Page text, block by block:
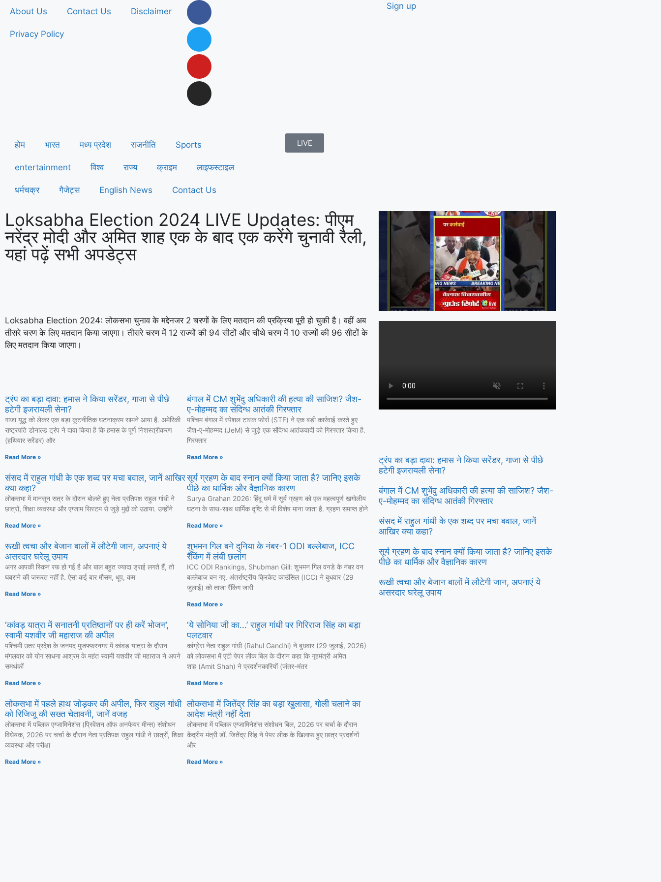
About Us Contact Us Disclaimer
Privacy Policy
Sign up
होम भारत मध्य प्रदेश राजनीति Sports
entertainment विश्व राज्य क्राइम लाइफस्टाइल
धर्मचक्र गैजेट्स English News Contact Us
LIVE
Loksabha Election 2024 LIVE Updates: पीएम
नरेंद्र मोदी और अमित शाह एक के बाद एक करेंगे चुनावी रैली,
यहां पढ़ें सभी अपडेट्स
Loksabha Election 2024: लोकसभा चुनाव के मद्देनजर 2 चरणों के लिए मतदान की प्रक्रिया पूरी हो चुकी है। वहीं अब
तीसरे चरण के लिए मतदान किया जाएगा। तीसरे चरण में 12 राज्यों की 94 सीटों और चौथे चरण में 10 राज्यों की 96 सीटों के
लिए मतदान किया जाएगा।
ट्रंप का बड़ा दावा: हमास ने किया सरेंडर, गाजा से पीछे
हटेगी इजरायली सेना?
गाजा युद्ध को लेकर एक बड़ा कूटनीतिक घटनाक्रम सामने आया है. अमेरिकी
राष्ट्रपति डोनाल्ड ट्रंप ने दावा किया है कि हमास के पूर्ण निशस्त्रीकरण
(हथियार सरेंडर) और
Read More »
बंगाल में CM शुभेंदु अधिकारी की हत्या की साजिश? जैश-
ए-मोहम्मद का संदिग्ध आतंकी गिरफ्तार
पश्चिम बंगाल में स्पेशल टास्क फोर्स (STF) ने एक बड़ी कार्रवाई करते हुए
जैश-ए-मोहम्मद (JeM) से जुड़े एक संदिग्ध आतंकवादी को गिरफ्तार किया है.
गिरफ्तार
Read More »
संसद में राहुल गांधी के एक शब्द पर मचा बवाल, जानें आखिर
क्या कहा?
लोकसभा में मानसून सत्र के दौरान बोलते हुए नेता प्रतिपक्ष राहुल गांधी ने
छात्रों, शिक्षा व्यवस्था और एग्जाम सिस्टम से जुड़े मुद्दों को उठाया. उन्होंने
Read More »
सूर्य ग्रहण के बाद स्नान क्यों किया जाता है? जानिए इसके
पीछे का धार्मिक और वैज्ञानिक कारण
Surya Grahan 2026: हिंदू धर्म में सूर्य ग्रहण को एक महत्वपूर्ण खगोलीय
घटना के साथ-साथ धार्मिक दृष्टि से भी विशेष माना जाता है. ग्रहण समाप्त होने
Read More »
रूखी त्वचा और बेजान बालों में लौटेगी जान, अपनाएं ये
असरदार घरेलू उपाय
अगर आपकी स्किन रफ हो गई है और बाल बहुत ज्यादा ड्राई लगते हैं, तो
घबराने की जरूरत नहीं है. ऐसा कई बार मौसम, धूप, कम
Read More »
शुभमन गिल बने दुनिया के नंबर-1 ODI बल्लेबाज, ICC
रैंकिंग में लंबी छलांग
ICC ODI Rankings, Shubman Gill: शुभमन गिल वनडे के नंबर वन
बल्लेबाज बन गए. अंतर्राष्ट्रीय क्रिकेट काउंसिल (ICC) ने बुधवार (29
जुलाई) को ताजा रैंकिंग जारी
Read More »
‘कांवड़ यात्रा में सनातनी प्रतिष्ठानों पर ही करें भोजन’,
स्वामी यशवीर जी महाराज की अपील
पश्चिमी उतर प्रदेश के जनपद मुजफ्फरनगर में कांवड़ यात्रा के दौरान
मंगलवार को योग साधना आश्रम के महंत स्वामी यशवीर जी महाराज ने अपने
समर्थकों
Read More »
‘ये सोनिया जी का…’ राहुल गांधी पर गिरिराज सिंह का बड़ा
पलटवार
कांग्रेस नेता राहुल गांंधी (Rahul Gandhi) ने बुधवार (29 जुलाई, 2026)
को लोकसभा में एंटी पेपर लीक बिल के दौरान कहा कि गृहमंत्री अमित
शाह (Amit Shah) ने प्रदर्शनकारियों (जंतर-मंतर
Read More »
लोकसभा में पहले हाथ जोड़कर की अपील, फिर राहुल गांधी
को रिजिजू की सख्त चेतावनी, जानें वजह
लोकसभा में पब्लिक एग्जामिनेशंस (प्रिवेंशन ऑफ अनफेयर मीन्स) संशोधन
विधेयक, 2026 पर चर्चा के दौरान नेता प्रतिपक्ष राहुल गांधी ने छात्रों, शिक्षा
व्यवस्था और परीक्षा
Read More »
लोकसभा में जितेंद्र सिंह का बड़ा खुलासा, गोली चलाने का
आदेश मंत्री नहीं देता
लोकसभा में पब्लिक एग्जामिनेशंस संशोधन बिल, 2026 पर चर्चा के दौरान
केंद्रीय मंत्री डॉ. जितेंद्र सिंह ने पेपर लीक के खिलाफ हुए छात्र प्रदर्शनों
और
Read More »
ट्रंप का बड़ा दावा: हमास ने किया सरेंडर, गाजा से पीछे
हटेगी इजरायली सेना?
बंगाल में CM शुभेंदु अधिकारी की हत्या की साजिश? जैश-
ए-मोहम्मद का संदिग्ध आतंकी गिरफ्तार
संसद में राहुल गांधी के एक शब्द पर मचा बवाल, जानें
आखिर क्या कहा?
सूर्य ग्रहण के बाद स्नान क्यों किया जाता है? जानिए इसके
पीछे का धार्मिक और वैज्ञानिक कारण
रूखी त्वचा और बेजान बालों में लौटेगी जान, अपनाएं ये
असरदार घरेलू उपाय